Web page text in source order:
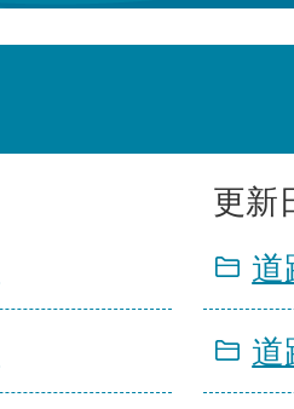
更新
道
道